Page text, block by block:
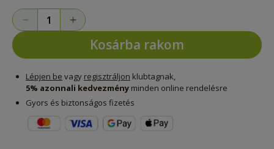
Kosárba rakom
Lépjen be vagy regisztráljon klubtagnak,
5% azonnali kedvezmény minden online rendelésre
Gyors és biztonságos fizetés